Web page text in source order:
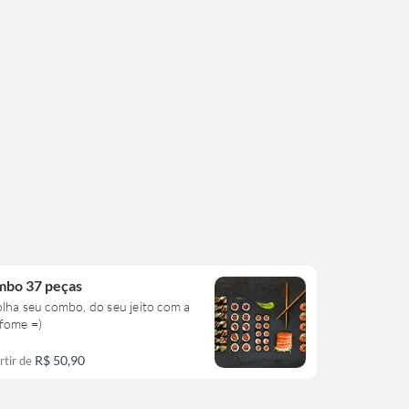
37 peças
seu combo, do seu jeito com a
=)
de R$ 50,90